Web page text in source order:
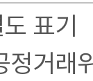
표기
정거래